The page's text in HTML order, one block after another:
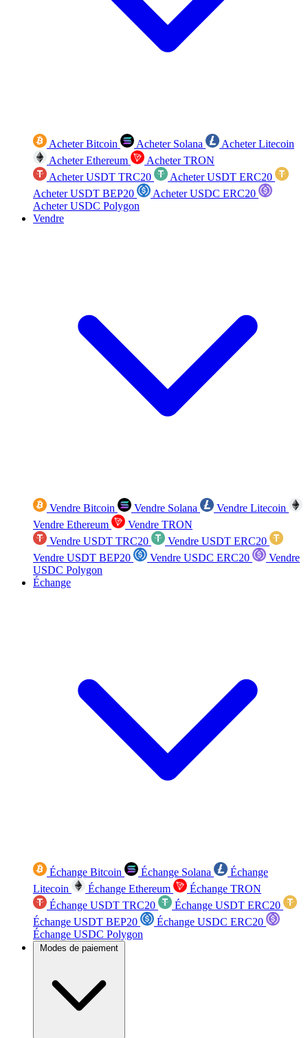
Acheter Bitcoin Acheter Solana
Acheter Litecoin
Acheter Ethereum
Acheter TRON
Acheter USDT TRC20
Acheter USDT ERC20
Acheter USDT BEP20
Acheter USDC ERC20
Acheter USDC Polygon
Vendre
Vendre Bitcoin Vendre Solana
Vendre Litecoin
Vendre Ethereum
Vendre TRON
Vendre USDT TRC20
Vendre USDT ERC20
Vendre USDT BEP20
Vendre USDC ERC20
Vendre
USDC Polygon
Échange
Échange Bitcoin Échange Solana
Échange
Litecoin
Échange Ethereum
Échange TRON
Échange USDT TRC20
Échange USDT ERC20
Échange USDT BEP20
Échange USDC ERC20
Échange USDC Polygon
Modes de paiement